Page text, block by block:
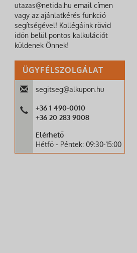
utazas@netida.hu email címen
vagy az ajánlatkérés funkció
segítségével! Kollégáink rövid
időn belül pontos kalkulációt
küldenek Önnek!
ÜGYFÉLSZOLGÁLAT
segitseg@alkupon.hu
+36 1 490-0010
+36 20 283 9008
Elérhető
Hétfő - Péntek: 09:30-15:00